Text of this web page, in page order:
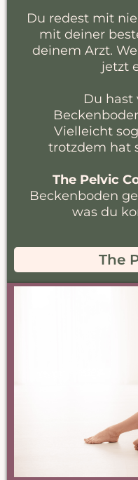
Du redest mit
mit deiner
deinem Arzt.
jetzt
Du hast
Vielleicht
trotzdem hat
The Pelvic
Beckenboden
was du
The